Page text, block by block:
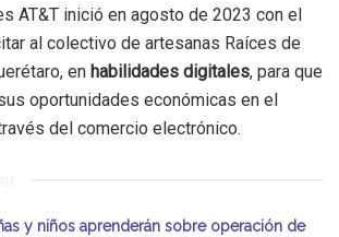
AT&T inició en agosto de 2023 con el
al colectivo de artesanas Raíces de
en habilidades digitales, para que
oportunidades económicas en el
del comercio electrónico.
y niños aprenderán sobre operación de